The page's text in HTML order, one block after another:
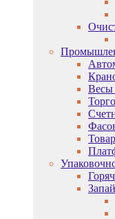
Весы